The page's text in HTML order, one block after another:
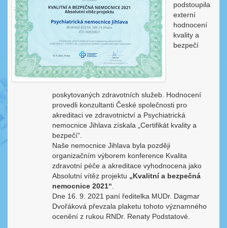
podstoupila
externí
hodnocení
kvality a
bezpečí
poskytovaných zdravotních služeb. Hodnocení
provedli konzultanti České společnosti pro
akreditaci ve zdravotnictví a Psychiatrická
nemocnice Jihlava získala „Certifikát kvality a
bezpečí“.
Naše nemocnice Jihlava byla později
organizačním výborem konference Kvalita
zdravotní péče a akreditace vyhodnocena jako
Absolutní vítěz projektu „Kvalitní a bezpečná
nemocnice 2021“.
Dne 16. 9. 2021 paní ředitelka MUDr. Dagmar
Dvořáková převzala plaketu tohoto významného
ocenění z rukou RNDr. Renaty Podstatové.